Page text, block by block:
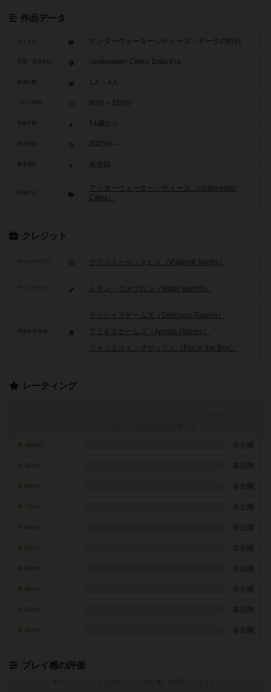
作品データ
タイトル アンダーウォーターシティーズ：データの時代
Underwater Cities: Data Era
参加人数 1人～4人
80分～150分
14歳から
2025年～
参考価格 未登録
関連作品
アンダーウォーターシティーズ（Underwater
Cities）
クレジット
ゲームデザイン ウラジミール・スヒィ（Vladimír Suchý）
アートワーク ミラン・ヴァブロン（Milan Vavroň）
デリシャスゲームズ（Delicious Games）
アラキスゲームズ（Arrakis Games）
フォックスインザボックス（Fox in the Box）
レーティング
- 非公開
- 非公開
- 非公開
7点の人 - 非公開
- 非公開
- 非公開
- 非公開
- 非公開
- 非公開
- 非公開
プレイ感の評価
※